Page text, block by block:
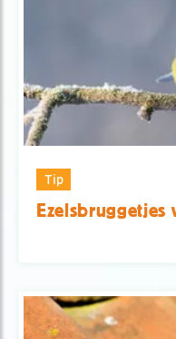
Tip
Ezelsbruggetjes